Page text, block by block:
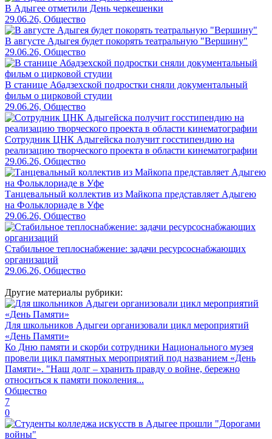
В Адыгее отметили День черкешенки
29.06.26, Общество
В августе Адыгея будет покорять театральную "Вершину"
29.06.26, Общество
В станице Абадзехской подростки сняли документальный
фильм о цирковой студии
29.06.26, Общество
Сотрудник ЦНК Адыгейска получит госстипендию на
реализацию творческого проекта в области кинематографии
29.06.26, Общество
Танцевальный коллектив из Майкопа представляет Адыгею
на Фольклориаде в Уфе
29.06.26, Общество
Стабильное теплоснабжение: задачи ресурсоснабжающих
организаций
29.06.26, Общество
Другие материалы рубрики:
Для школьников Адыгеи организовали цикл мероприятий
«День Памяти»
Ко Дню памяти и скорби сотрудники Национального музея
провели цикл памятных мероприятий под названием «День
Памяти». "Наш долг – хранить правду о войне, бережно
относиться к памяти поколения...
Общество
7
0